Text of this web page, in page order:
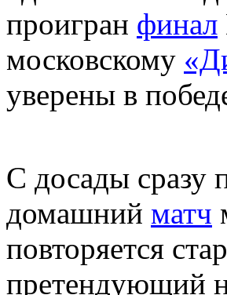
проигран финал
московскому
уверены в
С досады сразу
домашний матч
повторяется
претендующий